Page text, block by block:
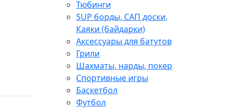
Тюбинги
SUP борды, САП доски,
Каяки (байдарки)
Аксессуары для батутов
Грили
Шахматы, нарды, покер
Спортивные игры
Баскетбол
Футбол